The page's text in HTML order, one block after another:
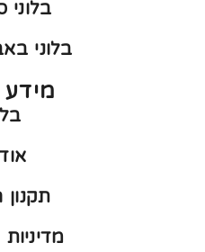
בלוני
בלוני
מידע